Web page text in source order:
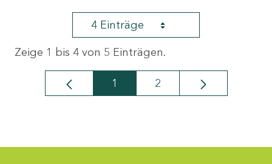
4 Einträge
Zeige 1 bis 4 von 5 Einträgen.
Seite
1 Seite
2